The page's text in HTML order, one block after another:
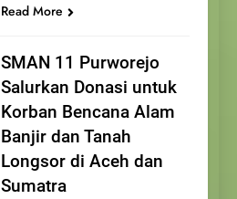
Read More
SMAN 11 Purworejo
Salurkan Donasi untuk
Korban Bencana Alam
Banjir dan Tanah
Longsor di Aceh dan
Sumatra